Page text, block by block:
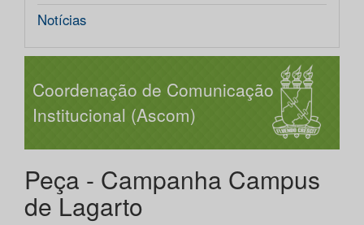
Notícias
Coordenação de Comunicação
Institucional (Ascom)
Peça - Campanha Campus
de Lagarto